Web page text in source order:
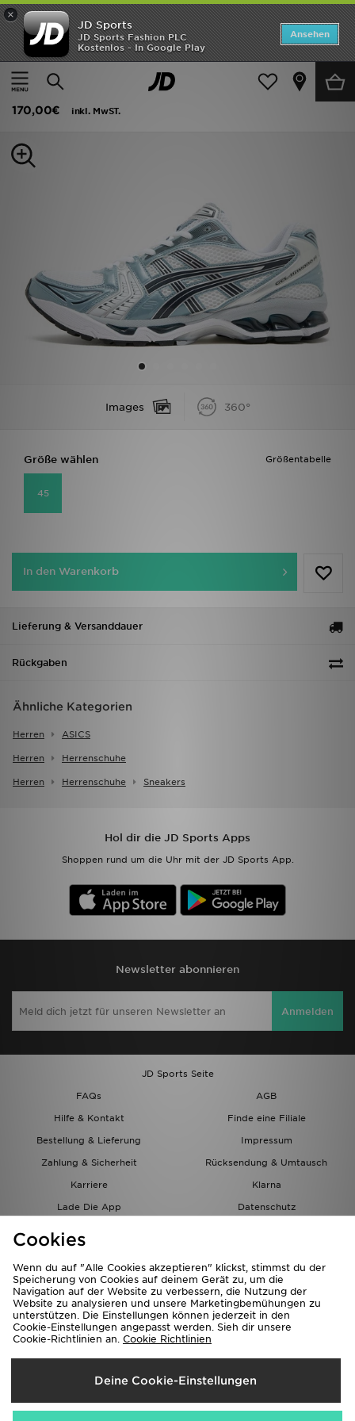
×
JD Sports
JD Sports Fashion PLC
Kostenlos - In Google Play
Ansehen
Startseite
Herren Herrenschuhe Sneakers
ASICS GEL-KAYANO 14
170,00€
inkl. MwST.
Images 360°
Größentabelle
Größe wählen
45
In den Warenkorb
Lieferung & Versanddauer
Rückgaben
Ähnliche Kategorien
Herren ASICS
Herren Herrenschuhe
Herren Herrenschuhe Sneakers
Hol dir die JD Sports Apps
Shoppen rund um die Uhr mit der JD Sports App.
Newsletter abonnieren
Anmelden
JD Sports Seite
FAQs
AGB
Hilfe & Kontakt
Finde eine Filiale
Bestellung & Lieferung
Impressum
Zahlung & Sicherheit
Rücksendung & Umtausch
Karriere
Klarna
Lade Die App
Datenschutz
Lieferung Nach
Österreich
Startseite
ANGEBOTE
Herren
Bestsellers
JD Exklusives
Geschenkkarte
Filialfinder
Meine Nachrichten
Cookies
Wenn du auf "Alle Cookies akzeptieren" klickst, stimmst du der
Speicherung von Cookies auf deinem Gerät zu, um die
Navigation auf der Website zu verbessern, die Nutzung der
Website zu analysieren und unsere Marketingbemühungen zu
unterstützen. Die Einstellungen können jederzeit in den
Cookie-Einstellungen angepasst werden. Sieh dir unsere
Cookie-Richtlinien an. Cookie Richtlinien
Deine Cookie-Einstellungen